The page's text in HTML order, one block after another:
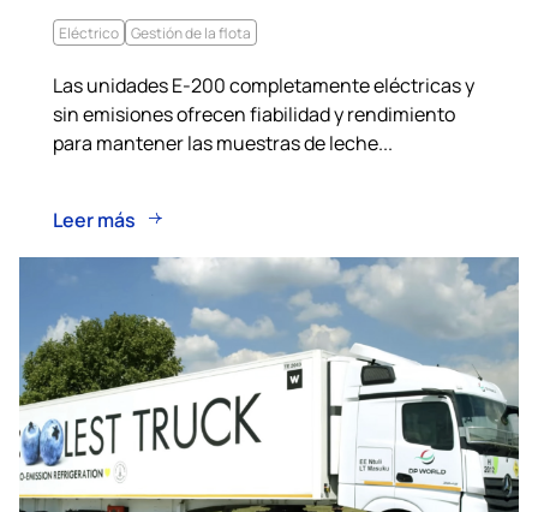
Eléctrico Gestión de la flota
Las unidades E-200 completamente eléctricas y
sin emisiones ofrecen fiabilidad y rendimiento
para mantener las muestras de leche...
Leer más